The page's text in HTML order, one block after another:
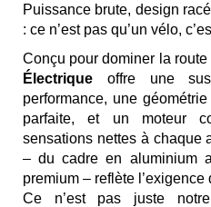
Puissance brute, design
: ce n’est pas qu’un vélo,
Conçu pour dominer la route
Électrique offre une
performance, une
parfaite, et un moteur
sensations nettes à chaque
– du cadre en aluminium
premium – reflète l’exigence
Ce n’est pas juste